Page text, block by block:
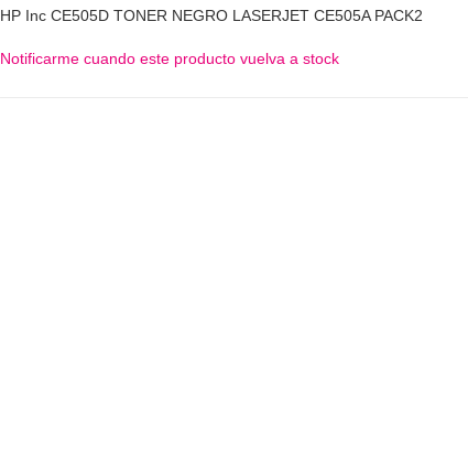
HP Inc CE505D TONER NEGRO LASERJET CE505A PACK2
Notificarme cuando este producto vuelva a stock